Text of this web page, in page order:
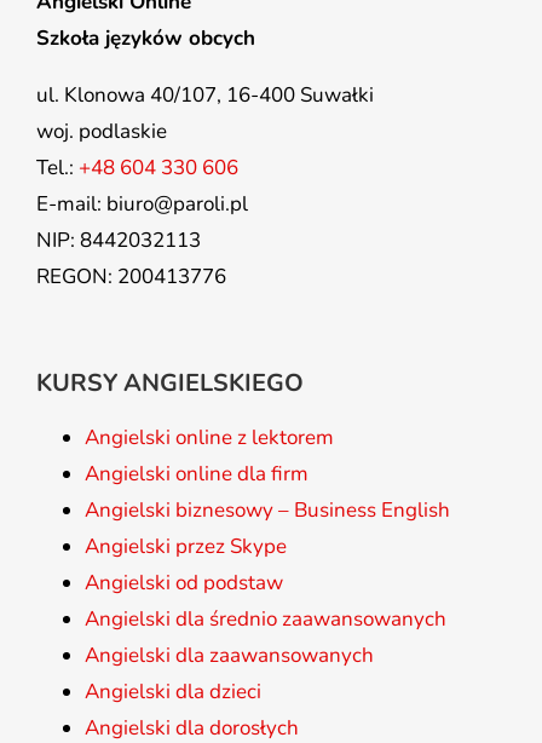
Szkoła języków obcych
ul. Klonowa 40/107, 16-400 Suwałki
woj. podlaskie
Tel.: +48 604 330 606
E-mail: biuro@paroli.pl
NIP: 8442032113
REGON: 200413776
KURSY ANGIELSKIEGO
Angielski online z lektorem
Angielski online dla firm
Angielski biznesowy – Business English
Angielski przez Skype
Angielski od podstaw
Angielski dla średnio zaawansowanych
Angielski dla zaawansowanych
Angielski dla dzieci
Angielski dla dorosłych